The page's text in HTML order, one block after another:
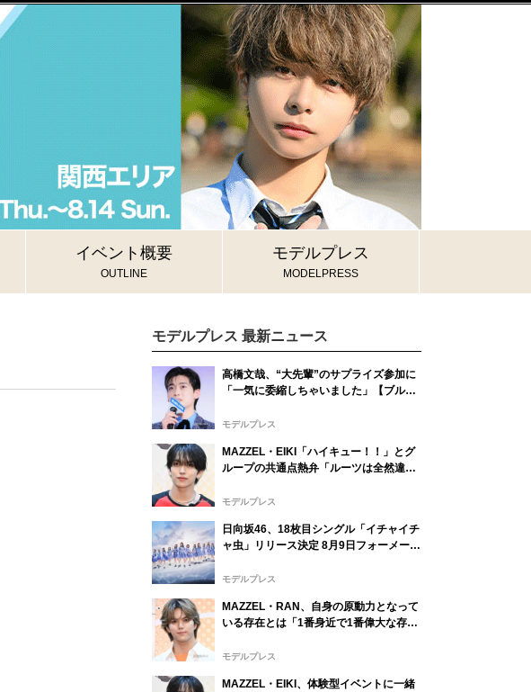
イベント概要
OUTLINE
モデルプレス
MODELPRESS
モデルプレス 最新ニュース
高橋文哉、“大先輩”のサプライズ参加に
「一気に委縮しちゃいました」【ブルー
モデルプレス
MAZZEL・EIKI「ハイキュー！！」とグ
ループの共通点熱弁「ルーツは全然違う
モデルプレス
日向坂46、18枚目シングル「イチャイチ
ャ虫」リリース決定 8月9日フォーメーシ
モデルプレス
MAZZEL・RAN、自身の原動力となって
いる存在とは「1番身近で1番偉大な存
モデルプレス
MAZZEL・EIKI、体験型イベントに一緒